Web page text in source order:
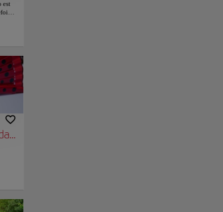
est
et
une
à
flamand »
Sauvegarder